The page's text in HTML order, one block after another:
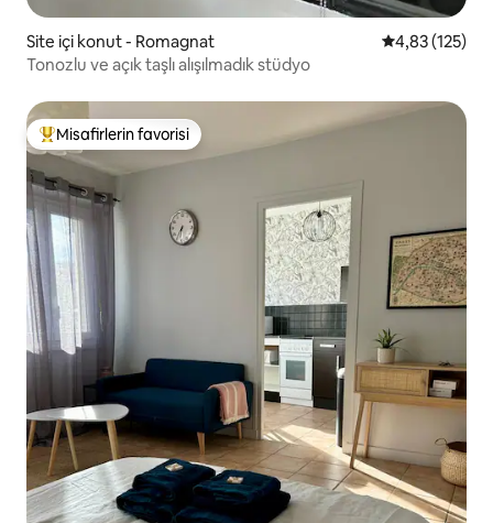
Site içi konut - Romagnat 5 üzerinden
4,83 (125)
Tonozlu ve açık taşlı alışılmadık stüdyo
Misafirlerin favorilerinden en beğenilenler arasında
Misafirlerin favorisi